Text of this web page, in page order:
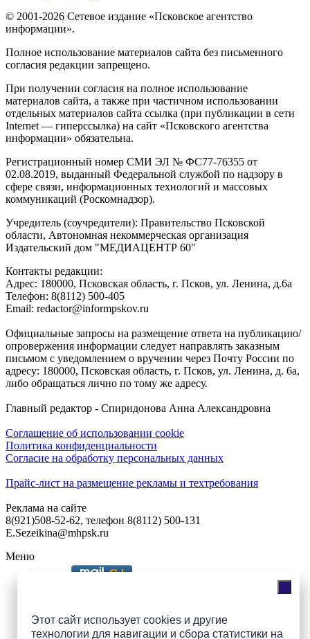
Этот сайт использует cookies и другие
технологии для навигации и сбора статистики на
© 2001-2026 Сетевое издание «Псковское агентство
информации».
Полное использование материалов сайта без письменного
согласия редакции запрещено.
При получении согласия на полное использование
материалов сайта, а также при частичном использовании
отдельных материалов сайта ссылка (при публикации в сети
Internet — гиперссылка) на сайт «Псковского агентства
информации» обязательна.
Регистрационный номер СМИ ЭЛ № ФС77-76355 от
02.08.2019, выданный Федеральной службой по надзору в
сфере связи, информационных технологий и массовых
коммуникаций (Роскомнадзор).
Учредитель (соучредители): Правительство Псковской
области, Автономная некоммерческая организация
Издательский дом "МЕДИАЦЕНТР 60"
Контакты редакции:
Адреc: 180000, Псковская область, г. Псков, ул. Ленина, д.6а
Телефон: 8(8112) 500-405
Email: redactor@informpskov.ru
Официальные запросы на размещение ответа на публикацию/
опровержения информации следует направлять заказным
письмом с уведомлением о вручении через Почту России по
адресу: 180000, Псковская область, г. Псков, ул. Ленина, д. 6а,
либо обращаться лично по тому же адресу.
Главный редактор - Спиридонова Анна Александровна
Соглашение об использовании cookie
Политика конфиденциальности
Согласие на обработку персональных данных
Прайс-лист на размещение рекламы и техтребования
Реклама на сайте
8(921)508-52-62, телефон 8(8112) 500-131
E.Sezeikina@mhpsk.ru
Меню